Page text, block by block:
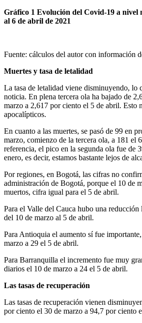
Gráfico 1 Evolución del Covid-19 a nivel
al 6 de abril de 2021
Fuente: cálculos del autor con información
Muertes y tasa de letalidad
La tasa de letalidad viene disminuyendo, lo
noticia. En plena tercera ola ha bajado de
marzo a 2,617 por ciento el 5 de abril. Esto
apocalípticos.
En cuanto a las muertes, se pasó de 99 en
marzo, comienzo de la tercera ola, a 181 el
referencia, el pico en la segunda ola fue de
enero, es decir, estamos bastante lejos de
Por regiones, en Bogotá, las cifras no
administración de Bogotá, porque el 10 de
muertos, cifra igual para el 5 de abril.
Para el Valle del Cauca hubo una reducción
del 10 de marzo al 5 de abril.
Para Antioquia el aumento sí fue
marzo a 29 el 5 de abril.
Para Barranquilla el incremento fue muy
diarios el 10 de marzo a 24 el 5 de abril.
Las tasas de recuperación
Las tasas de recuperación vienen
por ciento el 30 de marzo a 94,7 por ciento